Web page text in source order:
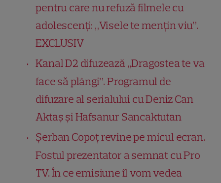
pentru care nu refuză filmele cu
adolescenți: „Visele te mențin viu”.
EXCLUSIV
Kanal D2 difuzează „Dragostea te va
face să plângi”. Programul de
difuzare al serialului cu Deniz Can
Aktaș și Hafsanur Sancaktutan
Șerban Copoț revine pe micul ecran.
Fostul prezentator a semnat cu Pro
TV. În ce emisiune îl vom vedea